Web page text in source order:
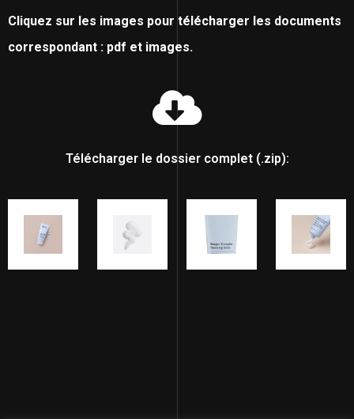
Cliquez sur les images pour télécharger les documents
correspondant : pdf et images.
Télécharger le dossier complet (.zip):